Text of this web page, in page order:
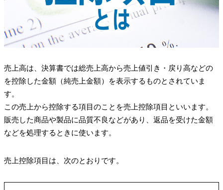
売上高は、決算書では総売上高から売上値引き・戻り高などの
を控除した金額（純売上金額）を表示するものとされていま
す。
この売上から控除する項目のことを売上控除項目といいます。
販売した商品や製品に品質不良などがあり、返品を受けた金額
などを処理するときに使います。
売上控除項目は、次のとおりです。